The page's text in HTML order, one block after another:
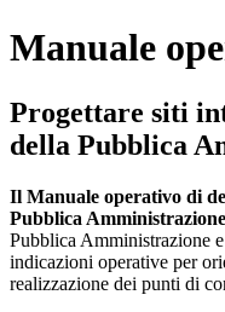
Manuale
Progettare siti
della Pubblica
Il Manuale operativo di
Pubblica Amministrazione
Pubblica Amministrazione
indicazioni operative per
realizzazione dei punti di